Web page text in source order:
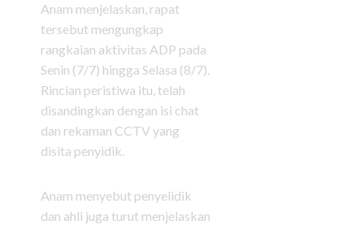
Anam menjelaskan, rapat
tersebut mengungkap
rangkaian aktivitas ADP pada
Senin (7/7) hingga Selasa (8/7).
Rincian peristiwa itu, telah
disandingkan dengan isi chat
dan rekaman CCTV yang
disita penyidik.
Anam menyebut penyelidik
dan ahli juga turut menjelaskan